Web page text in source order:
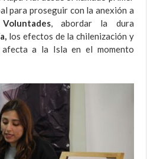
para proseguir con la anexión a
, abordar la dura
los efectos de la chilenización y
a la Isla en el momento